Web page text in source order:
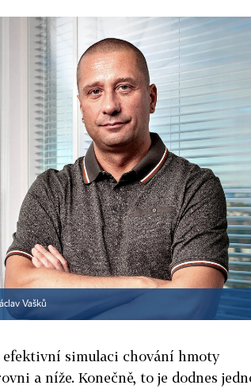
Vašků
efektivní simulaci chování hmoty
a níže. Konečně, to je dodnes